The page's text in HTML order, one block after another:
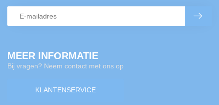
MEER INFORMATIE
Bij vragen? Neem contact met ons op
KLANTENSERVICE